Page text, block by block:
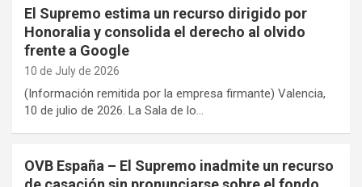
El Supremo estima un recurso dirigido por
Honoralia y consolida el derecho al olvido
frente a Google
10 de July de 2026
(Información remitida por la empresa firmante) Valencia,
10 de julio de 2026. La Sala de lo…
OVB España – El Supremo inadmite un recurso